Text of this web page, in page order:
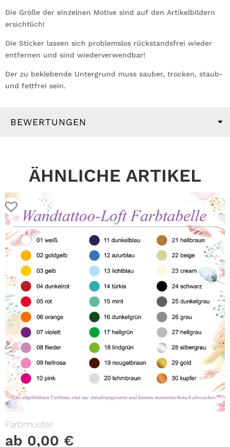
Die Größe der einzelnen Motive sind auf den Artikelbildern
ersichtlich!
Die Sticker lassen sich problemslos rückstandsfrei wieder
entfernen und sind wiederverwendbar!
Der zu beklebende Untergrund muss sauber, trocken, staub-
und fettfrei sein.
BEWERTUNGEN
ÄHNLICHE ARTIKEL
Farbmuster
ab 0,00 €